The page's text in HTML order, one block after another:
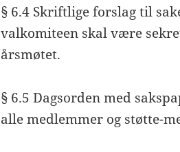
§ 6.4 Skriftlige forslag til
valkomiteen skal være
årsmøtet.
§ 6.5 Dagsorden med
alle medlemmer og støtte-